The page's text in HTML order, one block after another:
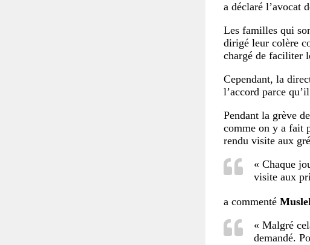
a déclaré l’avocat
Les familles qui
dirigé leur colère
chargé de faciliter
Cependant, la
l’accord parce
Pendant la grève
comme on y a fait
rendu visite aux
« Chaque
visite aux
a commenté
« Malgré
demandé.